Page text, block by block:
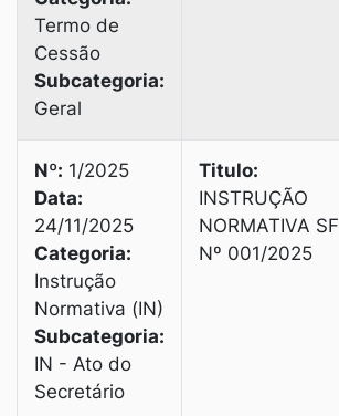
Termo de
Cessão
Subcategoria:
Geral
Nº: 1/2025
Data:
24/11/2025
Categoria:
Instrução
Normativa (IN)
Subcategoria:
IN - Ato do
Secretário
Titulo:
INSTRUÇÃO
NORMATIVA SF
Nº 001/2025